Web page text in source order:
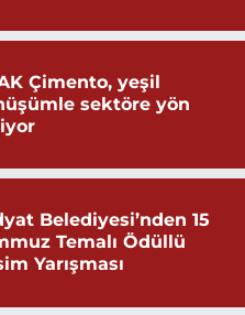
Çimento, yeşil
sektöre yön
Belediyesi’nden 15
Temalı Ödüllü
Yarışması